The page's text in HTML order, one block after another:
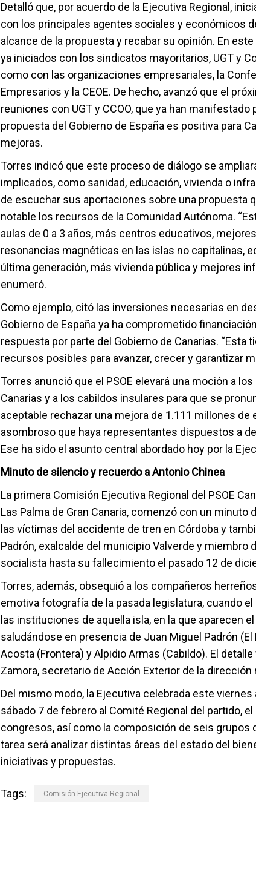
Detalló que, por acuerdo de la Ejecutiva Regional,
con los principales agentes sociales y económicos
alcance de la propuesta y recabar su opinión. En
ya iniciados con los sindicatos mayoritarios, UGT y
como con las organizaciones empresariales, la
Empresarios y la CEOE. De hecho, avanzó que el
reuniones con UGT y CCOO, que ya han
propuesta del Gobierno de España es positiva para
mejoras.
Torres indicó que este proceso de diálogo se
implicados, como sanidad, educación, vivienda o
de escuchar sus aportaciones sobre una propuesta
notable los recursos de la Comunidad Autónoma.
aulas de 0 a 3 años, más centros educativos,
resonancias magnéticas en las islas no capitalinas,
última generación, más vivienda pública y mejores
enumeró.
Como ejemplo, citó las inversiones necesarias en
Gobierno de España ya ha comprometido
respuesta por parte del Gobierno de Canarias. “Esta
recursos posibles para avanzar, crecer y garantizar
Torres anunció que el PSOE elevará una moción a
Canarias y a los cabildos insulares para que se
aceptable rechazar una mejora de 1.111 millones de
asombroso que haya representantes dispuestos a
Ese ha sido el asunto central abordado hoy por la
Minuto de silencio y recuerdo a Antonio Chinea
La primera Comisión Ejecutiva Regional del PSOE
Las Palma de Gran Canaria, comenzó con un minuto
las víctimas del accidente de tren en Córdoba y
Padrón, exalcalde del municipio Valverde y miembro
socialista hasta su fallecimiento el pasado 12 de
Torres, además, obsequió a los compañeros
emotiva fotografía de la pasada legislatura, cuando el
las instituciones de aquella isla, en la que aparecen
saludándose en presencia de Juan Miguel Padrón (El
Acosta (Frontera) y Alpidio Armas (Cabildo). El
Zamora, secretario de Acción Exterior de la dirección
Del mismo modo, la Ejecutiva celebrada este viernes
sábado 7 de febrero al Comité Regional del partido,
congresos, así como la composición de seis grupos
tarea será analizar distintas áreas del estado del
iniciativas y propuestas.
Tags: Comisión Ejecutiva Regional